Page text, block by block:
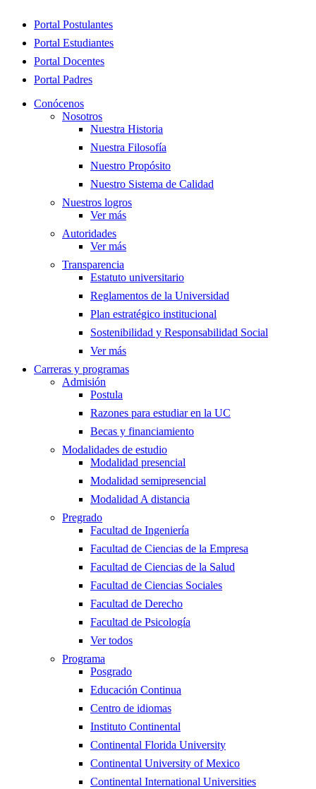
Close
Portal Postulantes
Portal Estudiantes
Portal Docentes
Portal Padres
Conócenos
Nosotros
Nuestra Historia
Nuestra Filosofía
Nuestro Propósito
Nuestro Sistema de Calidad
Nuestros logros
Ver más
Autoridades
Ver más
Transparencia
Estatuto universitario
Reglamentos de la Universidad
Plan estratégico institucional
Sostenibilidad y Responsabilidad Social
Ver más
Carreras y programas
Admisión
Postula
Razones para estudiar en la UC
Becas y financiamiento
Modalidades de estudio
Modalidad presencial
Modalidad semipresencial
Modalidad A distancia
Pregrado
Facultad de Ingeniería
Facultad de Ciencias de la Empresa
Facultad de Ciencias de la Salud
Facultad de Ciencias Sociales
Facultad de Derecho
Facultad de Psicología
Ver todos
Programa
Posgrado
Educación Continua
Centro de idiomas
Instituto Continental
Continental Florida University
Continental University of Mexico
Continental International Universities